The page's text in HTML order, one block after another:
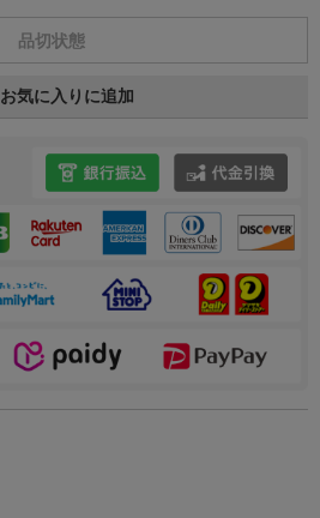
品切状態
お気に入りに追加